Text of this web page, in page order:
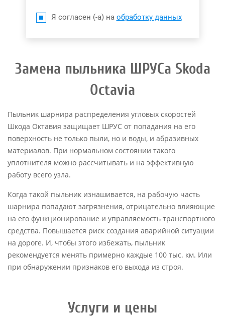
Я согласен (-а) на обработку данных
Замена пыльника ШРУСа Skoda
Octavia
Пыльник шарнира распределения угловых скоростей
Шкода Октавия защищает ШРУС от попадания на его
поверхность не только пыли, но и воды, и абразивных
материалов. При нормальном состоянии такого
уплотнителя можно рассчитывать и на эффективную
работу всего узла.
Когда такой пыльник изнашивается, на рабочую часть
шарнира попадают загрязнения, отрицательно влияющие
на его функционирование и управляемость транспортного
средства. Повышается риск создания аварийной ситуации
на дороге. И, чтобы этого избежать, пыльник
рекомендуется менять примерно каждые 100 тыс. км. Или
при обнаружении признаков его выхода из строя.
Услуги и цены